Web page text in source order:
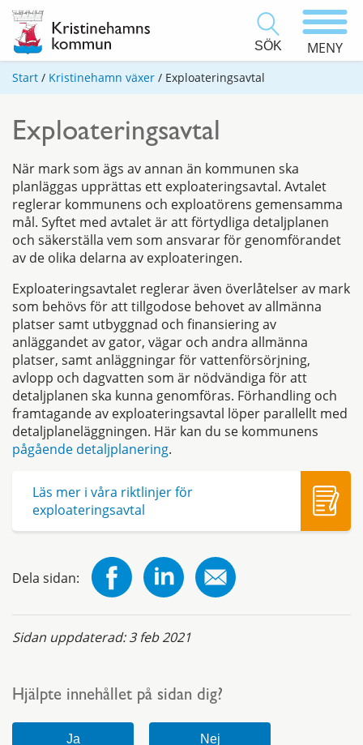
SÖK MENY
Start / Kristinehamn växer / Exploateringsavtal
Exploateringsavtal
När mark som ägs av annan än kommunen ska
planläggas upprättas ett exploateringsavtal. Avtalet
reglerar kommunens och exploatörens gemensamma
mål. Syftet med avtalet är att förtydliga detaljplanen
och säkerställa vem som ansvarar för genomförandet
av de olika delarna av exploateringen.
Exploateringsavtalet reglerar även överlåtelser av mark
som behövs för att tillgodose behovet av allmänna
platser samt utbyggnad och finansiering av
anläggandet av gator, vägar och andra allmänna
platser, samt anläggningar för vattenförsörjning,
avlopp och dagvatten som är nödvändiga för att
detaljplanen ska kunna genomföras. Förhandling och
framtagande av exploateringsavtal löper parallellt med
detaljplaneläggningen. Här kan du se kommunens
pågående detaljplanering.
Läs mer i våra riktlinjer för
exploateringsavtal
Dela sidan:
Sidan uppdaterad:3 feb 2021
Hjälpte innehållet på sidan dig?